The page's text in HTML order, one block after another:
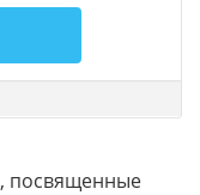
, посвященные